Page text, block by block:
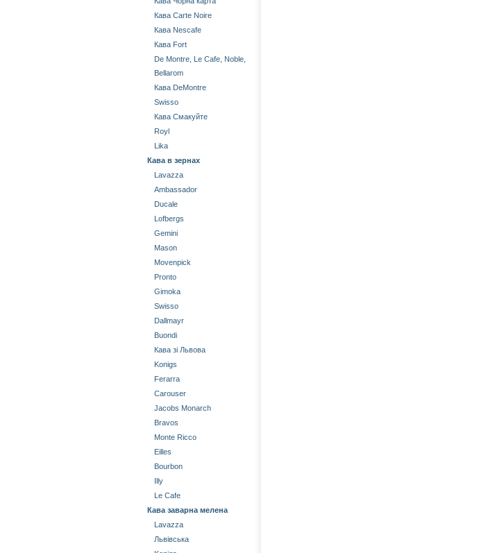
Кава Carte Noire
Кава Nescafe
Кава Fort
De Montre, Le Cafe, Noble,
Bellarom
Кава DeMontre
Swisso
Кава Смакуйте
Royl
Lika
Кава в зернах
Lavazza
Ambassador
Ducale
Lofbergs
Gemini
Mason
Movenpick
Pronto
Gimoka
Swisso
Dallmayr
Buondi
Кава зі Львова
Konigs
Ferarra
Carouser
Jacobs Monarch
Bravos
Monte Ricco
Eilles
Bourbon
Illy
Le Cafe
Кава заварна мелена
Lavazza
Львівська